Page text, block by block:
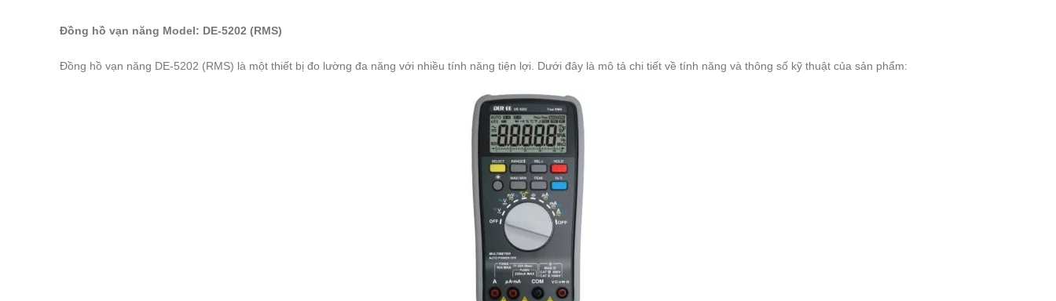
Đồng hồ vạn năng Model: DE-5202 (RMS)
Đồng hồ vạn năng DE-5202 (RMS) là một thiết bị đo lường đa năng với nhiều tính năng tiện lợi. Dưới đây là mô tả chi tiết về tính năng và thông số kỹ thuật của sản phẩm: